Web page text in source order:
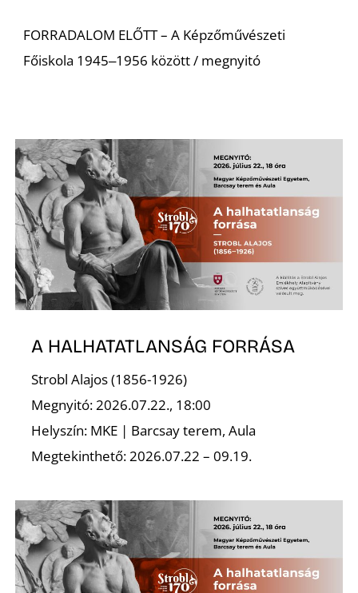
FORRADALOM ELŐTT – A Képzőművészeti
Főiskola 1945‒1956 között / megnyitó
A HALHATATLANSÁG FORRÁSA
Strobl Alajos (1856-1926)
Megnyitó: 2026.07.22., 18:00
Helyszín: MKE | Barcsay terem, Aula
Megtekinthető: 2026.07.22 – 09.19.